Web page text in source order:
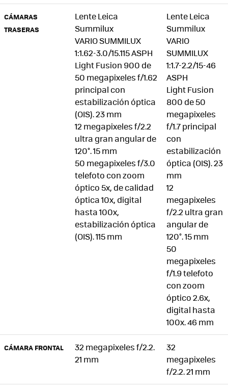
CÁMARAS
TRASERAS
Lente Leica
Summilux
VARIO SUMMILUX
1:1.62-3.0/15.115 ASPH
Light Fusion 900 de
50 megapixeles f/1.62
principal con
estabilización óptica
(OIS). 23 mm
12 megapixeles f/2.2
ultra gran angular de
120°. 15 mm
50 megapixeles f/3.0
telefoto con zoom
óptico 5x, de calidad
óptica 10x, digital
hasta 100x,
estabilización óptica
(OIS). 115 mm
Lente Leica
Summilux
VARIO
SUMMILUX
1:1.7-2.2/15-46
ASPH
Light Fusion
800 de 50
megapixeles
f/1.7 principal
con
estabilización
óptica (OIS). 23
mm
12
megapixeles
f/2.2 ultra gran
angular de
120°. 15 mm
50
megapixeles
f/1.9 telefoto
con zoom
óptico 2.6x,
digital hasta
100x. 46 mm
CÁMARA FRONTAL
32 megapixeles f/2.2.
21 mm
32
megapixeles
f/2.2. 21 mm